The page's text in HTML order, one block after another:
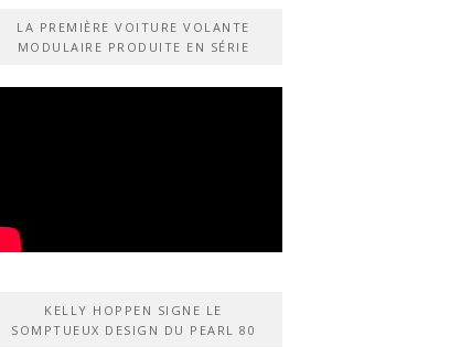
LA PREMIÈRE VOITURE VOLANTE
MODULAIRE PRODUITE EN SÉRIE
KELLY HOPPEN SIGNE LE
SOMPTUEUX DESIGN DU PEARL 80